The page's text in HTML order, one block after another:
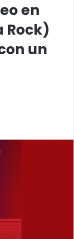
en
Rock)
un